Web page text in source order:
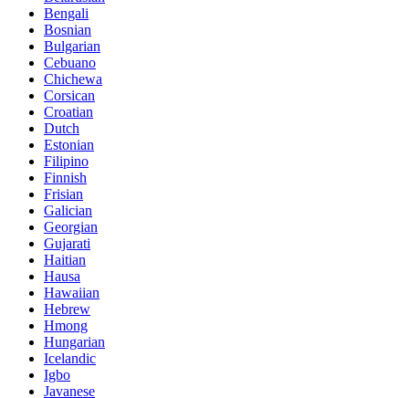
Bengali
Bosnian
Bulgarian
Cebuano
Chichewa
Corsican
Croatian
Dutch
Estonian
Filipino
Finnish
Frisian
Galician
Georgian
Gujarati
Haitian
Hausa
Hawaiian
Hebrew
Hmong
Hungarian
Icelandic
Igbo
Javanese